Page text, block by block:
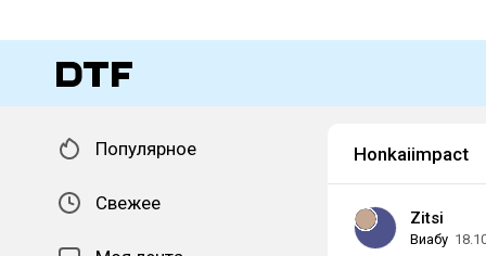
Популярное
Свежее
Honkaiimpact
Zitsi
Виабу